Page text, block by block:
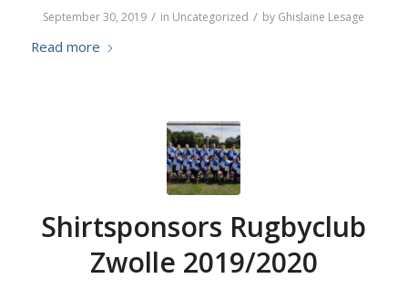
September 30, 2019 / in Uncategorized / by Ghislaine Lesage
Read more
Shirtsponsors Rugbyclub
Zwolle 2019/2020